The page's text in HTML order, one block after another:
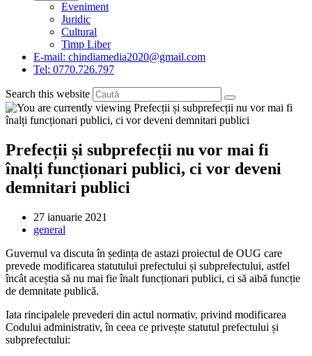
Eveniment
Juridic
Cultural
Timp Liber
E-mail: chindiamedia2020@gmail.com
Tel: 0770.726.797
Search this website
Prefecții și subprefecții nu vor mai fi
înalți funcționari publici, ci vor deveni
demnitari publici
Post
published:
27 ianuarie 2021
Post
general
Guvernul va discuta în ședința de astazi proiectul de OUG care
prevede modificarea statutului prefectului și subprefectului, astfel
încât aceștia să nu mai fie înalt funcționari publici, ci să aibă funcție
de demnitate publică.
Iata rincipalele prevederi din actul normativ, privind modificarea
Codului administrativ, în ceea ce privește statutul prefectului și
subprefectului: